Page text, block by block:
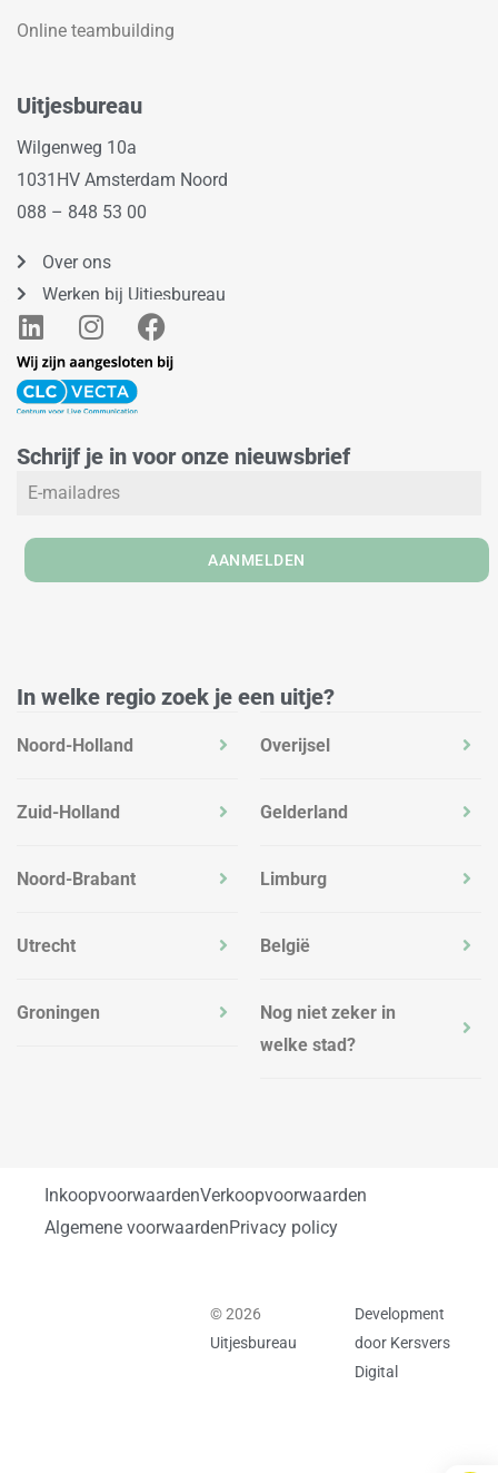
Online teambuilding
Uitjesbureau
Wilgenweg 10a
1031HV Amsterdam Noord
088 – 848 53 00
Over ons
Werken bij Uitjesbureau
L
i
n
k
d
i
I
n
s
t
g
r
m
F
a
c
o
Schrijf je in voor onze nieuwsbrief
AANMELDEN
In welke regio zoek je een uitje?
Noord-Holland
Zuid-Holland
Noord-Brabant
Utrecht
Groningen
Overijsel
Gelderland
Limburg
België
Nog niet zeker in
welke stad?
InkoopvoorwaardenVerkoopvoorwaarden
Algemene voorwaardenPrivacy policy
© 2026
Uitjesbureau
Development
door Kersvers
Digital